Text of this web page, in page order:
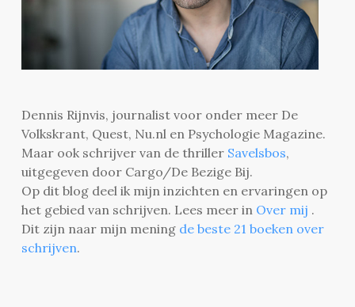
Dennis Rijnvis, journalist voor onder meer De
Volkskrant, Quest, Nu.nl en Psychologie Magazine.
Maar ook schrijver van de thriller Savelsbos,
uitgegeven door Cargo/De Bezige Bij.
Op dit blog deel ik mijn inzichten en ervaringen op
het gebied van schrijven. Lees meer in Over mij .
Dit zijn naar mijn mening de beste 21 boeken over
schrijven.